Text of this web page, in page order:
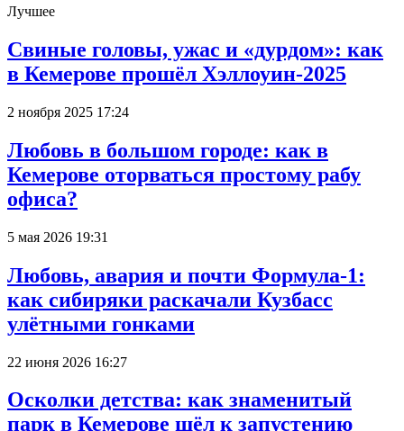
Лучшее
Свиные головы, ужас и «дурдом»: как
в Кемерове прошёл Хэллоуин-2025
2 ноября 2025 17:24
Любовь в большом городе: как в
Кемерове оторваться простому рабу
офиса?
5 мая 2026 19:31
Любовь, авария и почти Формула-1:
как сибиряки раскачали Кузбасс
улётными гонками
22 июня 2026 16:27
Осколки детства: как знаменитый
парк в Кемерове шёл к запустению